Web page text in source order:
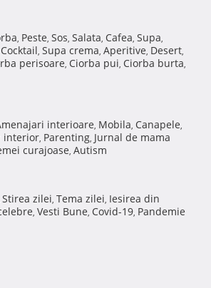
, Peste, Sos, Salata, Cafea, Supa,
Cocktail, Supa crema, Aperitive, Desert,
perisoare, Ciorba pui, Ciorba burta,
interioare, Mobila, Canapele,
interior, Parenting, Jurnal de mama
curajoase, Autism
Stirea zilei, Tema zilei, Iesirea din
, Vesti Bune, Covid-19, Pandemie